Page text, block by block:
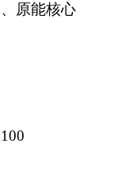
原能核心